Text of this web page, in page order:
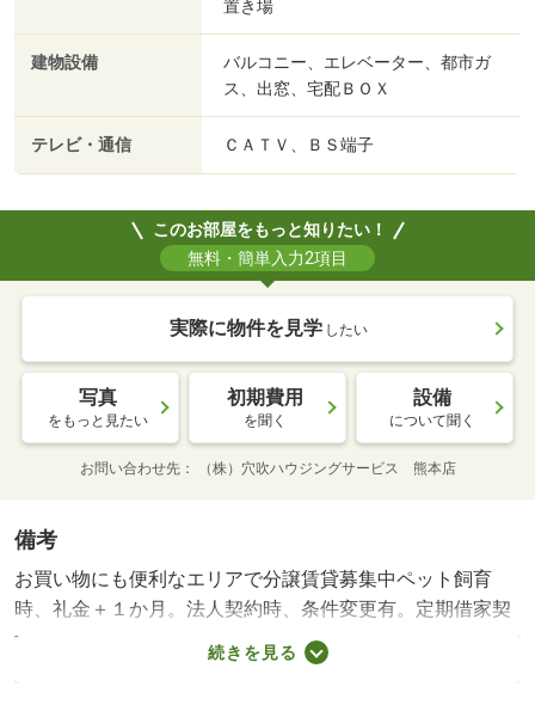
置き場
建物設備
バルコニー、エレベーター、都市ガ
ス、出窓、宅配ＢＯＸ
テレビ・通信 ＣＡＴＶ、ＢＳ端子
このお部屋をもっと知りたい！
無料・簡単入力2項目
実際に物件を見学 したい
写真
をもっと見たい
初期費用
を聞く
設備
について聞く
お問い合わせ先 （株）穴吹ハウジングサービス 熊本店
備考
お買い物にも便利なエリアで分譲賃貸募集中ペット飼育
時、礼金＋１か月。法人契約時、条件変更有。定期借家契
約（３年）・賃貸保証等：利用可（その他 ※（契約条件
により、保証会社の加入必須 ※保証料は内容により異な
続きを見る